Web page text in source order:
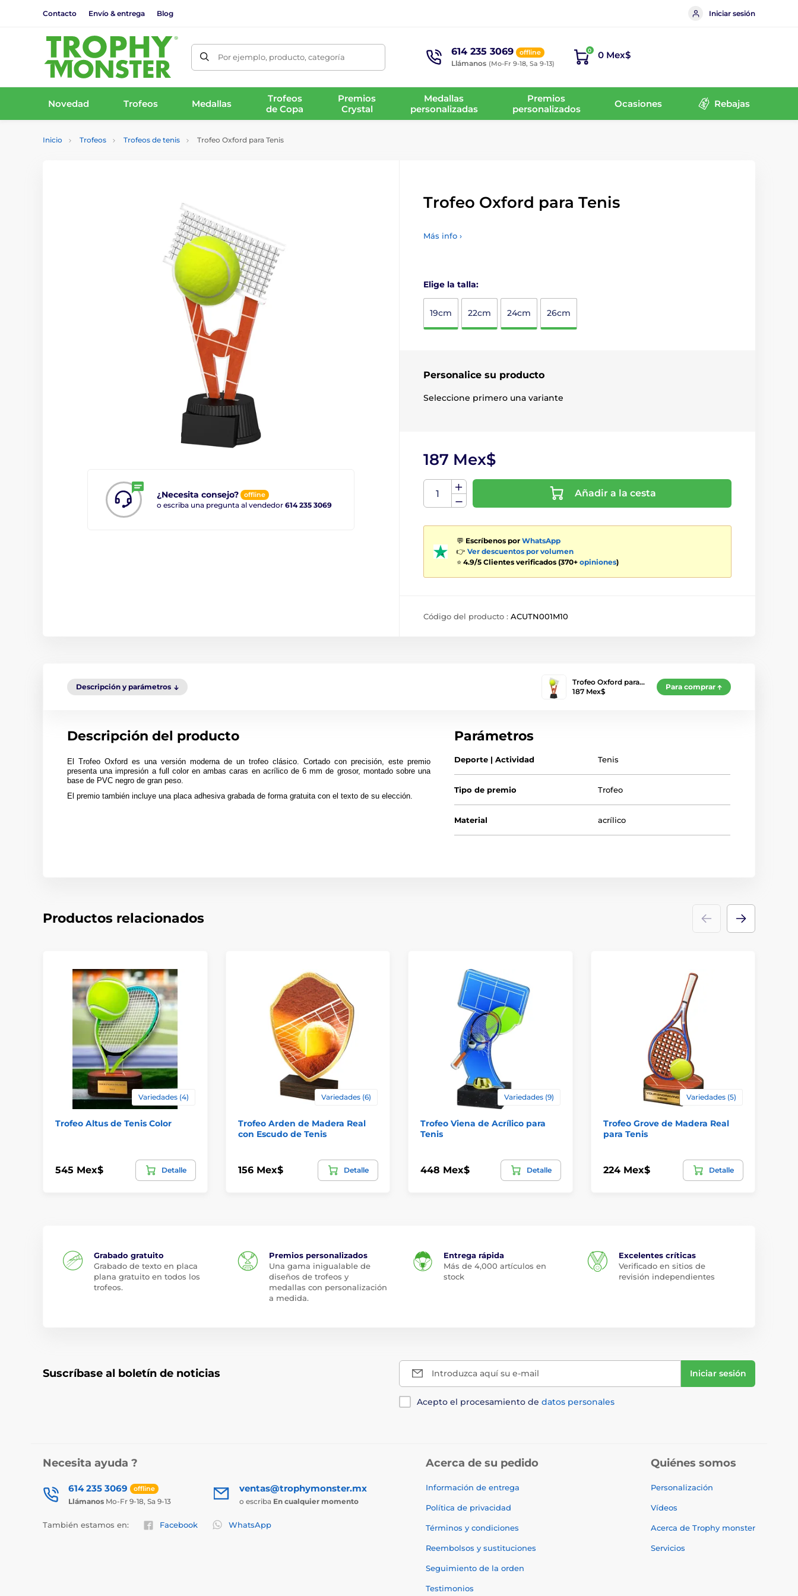
Contacto Envío & entrega Blog Iniciar sesión
Por ejemplo, producto, categoría 614 235 3069 offline
Llámanos (Mo-Fr 9-18, Sa 9-13)
0 0 Mex$
Novedad Trofeos Medallas
Trofeos
de Copa
Premios
Crystal
Medallas
personalizadas
Premios
personalizados
Ocasiones Rebajas
Inicio Trofeos Trofeos de tenis Trofeo Oxford para Tenis
¿Necesita consejo? offline
o escriba una pregunta al vendedor 614 235 3069
Trofeo Oxford para Tenis
Más info ›
Elige la talla:
19cm 22cm 24cm 26cm
Personalice su producto
Seleccione primero una variante
187 Mex$
Añadir a la cesta
💬 Escríbenos por WhatsApp
👉 Ver descuentos por volumen
⭐ 4.9/5 Clientes verificados (370+ opiniones)
Código del producto : ACUTN001M10
Descripción y parámetros
Trofeo Oxford para…
187 Mex$
Para comprar
Descripción del producto
El Trofeo Oxford es una versión moderna de un trofeo clásico. Cortado con precisión, este premio
presenta una impresión a full color en ambas caras en acrílico de 6 mm de grosor, montado sobre una
base de PVC negro de gran peso.
El premio también incluye una placa adhesiva grabada de forma gratuita con el texto de su elección.
Parámetros
Deporte | Actividad Tenis
Tipo de premio Trofeo
Material acrílico
Productos relacionados
Variedades (4)
Trofeo Altus de Tenis Color
545 Mex$ Detalle
Variedades (6)
Trofeo Arden de Madera Real
con Escudo de Tenis
156 Mex$ Detalle
Variedades (9)
Trofeo Viena de Acrílico para
Tenis
448 Mex$ Detalle
Variedades (5)
Trofeo Grove de Madera Real
para Tenis
224 Mex$ Detalle
Grabado gratuito
Grabado de texto en placa
plana gratuito en todos los
trofeos.
Premios personalizados
Una gama inigualable de
diseños de trofeos y
medallas con personalización
a medida.
Entrega rápida
Más de 4,000 artículos en
stock
Excelentes críticas
Verificado en sitios de
revisión independientes
Suscríbase al boletín de noticias Introduzca aquí su e-mail Iniciar sesión
Acepto el procesamiento de datos personales
Necesita ayuda ?
614 235 3069 offline
Llámanos Mo-Fr 9-18, Sa 9-13
ventas@trophymonster.mx
o escriba En cualquier momento
También estamos en: Facebook WhatsApp
Acerca de su pedido
Información de entrega
Política de privacidad
Términos y condiciones
Reembolsos y sustituciones
Seguimiento de la orden
Testimonios
Quiénes somos
Personalización
Vídeos
Acerca de Trophy monster
Servicios